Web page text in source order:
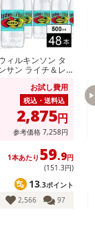
む）等により、
商品と多少異な
過措置期間の終
記が旧表記の場
。なお、本理由
たしかねます。
決済）、ソフトバ
Pay、Amazon
移します。
ィルキンソン タ
サン ライチ＆レ
お試し費用
税込・送料込
2,875円
参考価格 7,258円
1本あたり 59.9円
(151 .3円)
13.3ポイント
2,566
97